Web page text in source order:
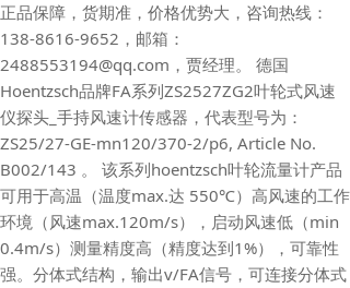
正品保障，货期准，价格优势大，咨询热线：
138-8616-9652，邮箱：
2488553194@qq.com，贾经理。 德国
Hoentzsch品牌FA系列ZS2527ZG2叶轮式风速
仪探头_手持风速计传感器，代表型号为：
ZS25/27-GE-mn120/370-2/p6, Article No.
B002/143 。 该系列hoentzsch叶轮流量计产品
可用于高温（温度max.达 550℃）高风速的工作
环境（风速max.120m/s），启动风速低（min
0.4m/s）测量精度高（精度达到1%），可靠性
强。分体式结构，输出v/FA信号，可连接分体式